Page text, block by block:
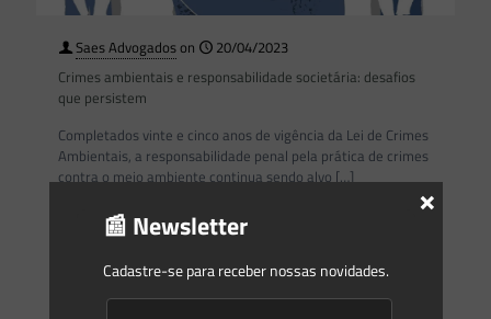
Saes Advogadoson
20/04/2023
Crimes ambientais e responsabilidade societária: desafios
que persistem
Completados vinte e cinco anos de vigência da Lei de Crimes
Ambientais, a responsabilidade penal pela prática de crimes
contra o meio ambiente continua sendo alvo […]
📰 Newsletter
Cadastre-se para receber nossas novidades.
×